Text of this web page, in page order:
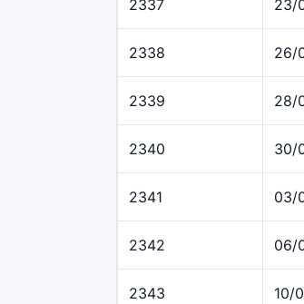
2337 23/
2338 26/
2339 28/
2340 30/
2341 03/
2342 06/
2343 10/